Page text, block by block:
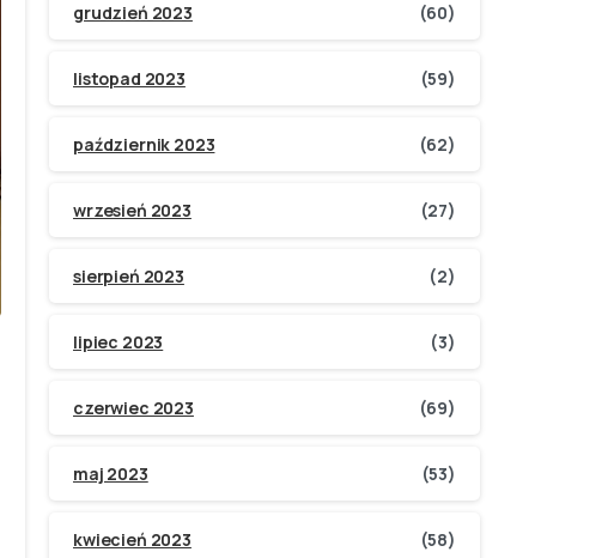
grudzień 2023 (60)
listopad 2023 (59)
październik 2023 (62)
wrzesień 2023 (27)
sierpień 2023 (2)
lipiec 2023 (3)
czerwiec 2023 (69)
maj 2023 (53)
kwiecień 2023 (58)